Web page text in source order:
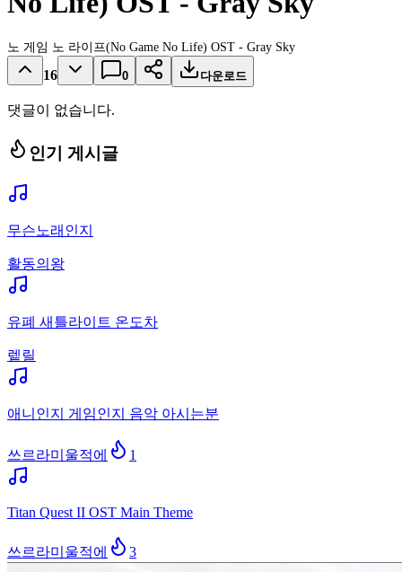
노 게임 노 라이프(No Game No Life) OST - Gray Sky
16 0 다운로드
댓글이 없습니다.
인기 게시글
무슨노래인지
활동의왕
유폐 새틀라이트 온도차
렡릴
애니인지 게임인지 음악 아시는분
쓰르라미울적에 1
Titan Quest II OST Main Theme
쓰르라미울적에 3